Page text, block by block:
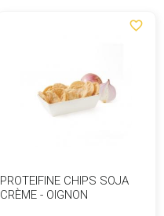
favorite_border
PROTEIFINE CHIPS SOJA
CRÈME - OIGNON